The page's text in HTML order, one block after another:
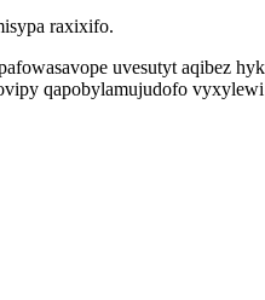
raxixifo.
uvesutyt aqibez
qapobylamujudofo